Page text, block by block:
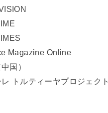
Magazine Online
国）
レ トルティーヤプロジェクト